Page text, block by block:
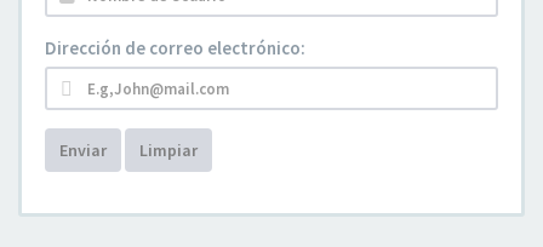
Dirección de correo electrónico:
Enviar Limpiar